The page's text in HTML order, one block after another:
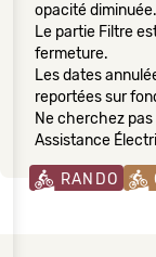
opacité diminuée.
Le partie Filtre
fermeture.
Les dates
reportées sur
Ne cherchez pas
Assistance
RANDO